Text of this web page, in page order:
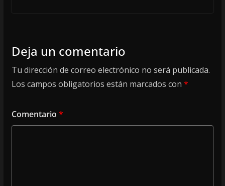
Deja un comentario
Tu dirección de correo electrónico no será publicada.
Los campos obligatorios están marcados con *
Comentario *